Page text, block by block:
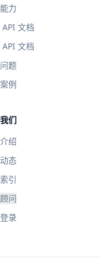
力
API 文档
文档
题
例
们
绍
态
引
问
录